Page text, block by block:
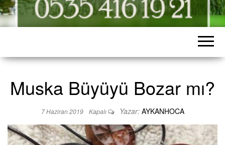
Muska Büyüyü Bozar mı?
7 Haziran 2019 Kapalı Yazar: AYKANHOCA